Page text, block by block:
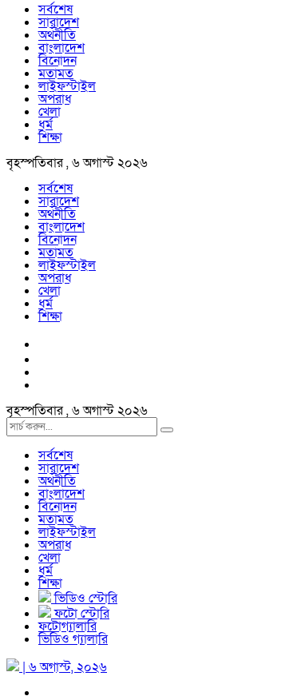
সর্বশেষ
সারাদেশ
অর্থনীতি
বাংলাদেশ
বিনোদন
মতামত
লাইফস্টাইল
অপরাধ
খেলা
ধর্ম
শিক্ষা
বৃহস্পতিবার , ৬ অগাস্ট ২০২৬
সর্বশেষ
সারাদেশ
অর্থনীতি
বাংলাদেশ
বিনোদন
মতামত
লাইফস্টাইল
অপরাধ
খেলা
ধর্ম
শিক্ষা
বৃহস্পতিবার , ৬ অগাস্ট ২০২৬
সর্বশেষ
সারাদেশ
অর্থনীতি
বাংলাদেশ
বিনোদন
মতামত
লাইফস্টাইল
অপরাধ
খেলা
ধর্ম
শিক্ষা
ভিডিও স্টোরি
ফটো স্টোরি
ফটোগ্যালারি
ভিডিও গ্যালারি
| ৬ অগাস্ট, ২০২৬